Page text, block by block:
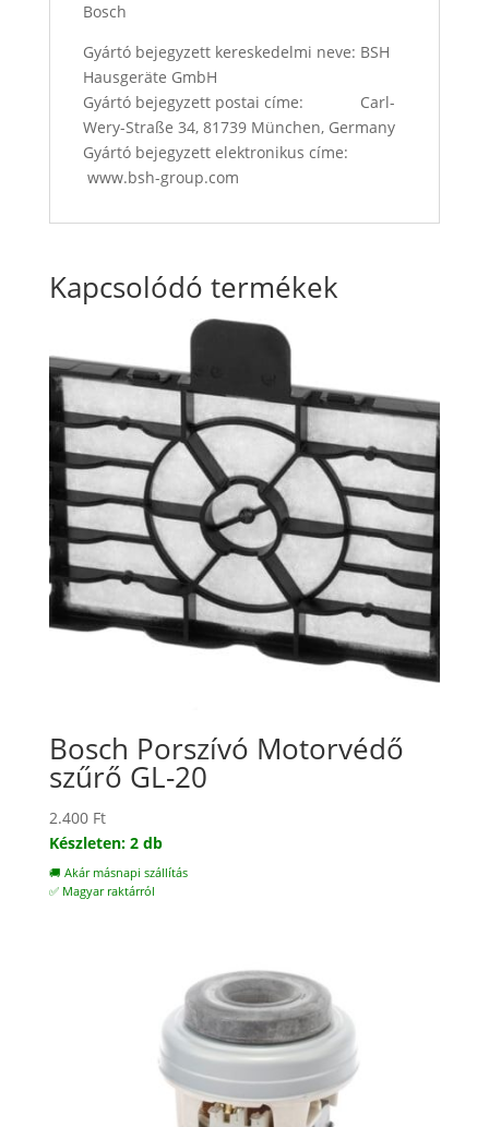
Bosch
Gyártó bejegyzett kereskedelmi neve: BSH
Hausgeräte GmbH
Gyártó bejegyzett postai címe: Carl-
Wery-Straße 34, 81739 München, Germany
Gyártó bejegyzett elektronikus címe:
www.bsh-group.com
Kapcsolódó termékek
Bosch Porszívó Motorvédő
szűrő GL-20
2.400 Ft
Készleten: 2 db
🚚 Akár másnapi szállítás
✅ Magyar raktárról